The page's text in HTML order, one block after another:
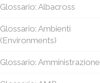
Glossario: Albacross
Glossario: Ambienti
(Environments)
Glossario: Amministrazione